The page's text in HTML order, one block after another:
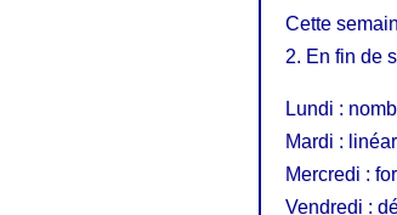
Cette
2. En fin de
Lundi :
Mardi :
Mercredi :
Vendredi :